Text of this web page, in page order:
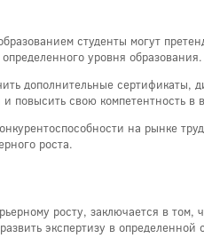
студенты могут
уровня образования.
дополнительные
повысить свою компетентность в
на рынке
роста.
росту, заключается в
экспертизу в